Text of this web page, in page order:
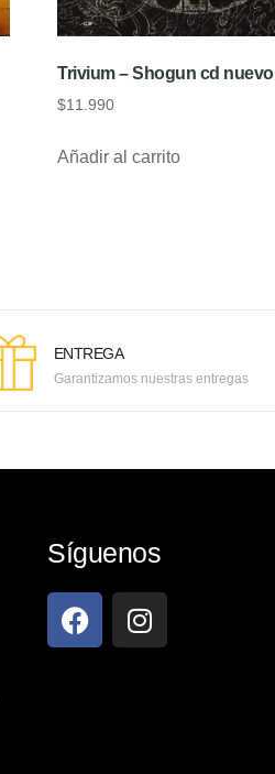
Trivium – Shogun cd nuevo
$11.990
Añadir al carrito
ENTREGA
Garantizamos nuestras entregas
Síguenos